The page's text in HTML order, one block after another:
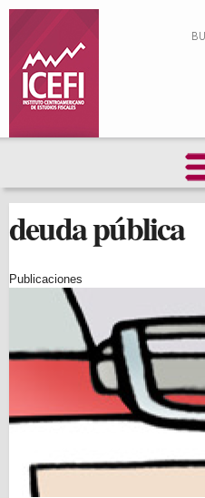
principal
deuda pública
Publicaciones